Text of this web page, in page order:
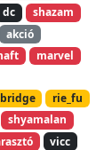
dc
shazam
akció
marvel
rie_fu
shyamalan
vicc